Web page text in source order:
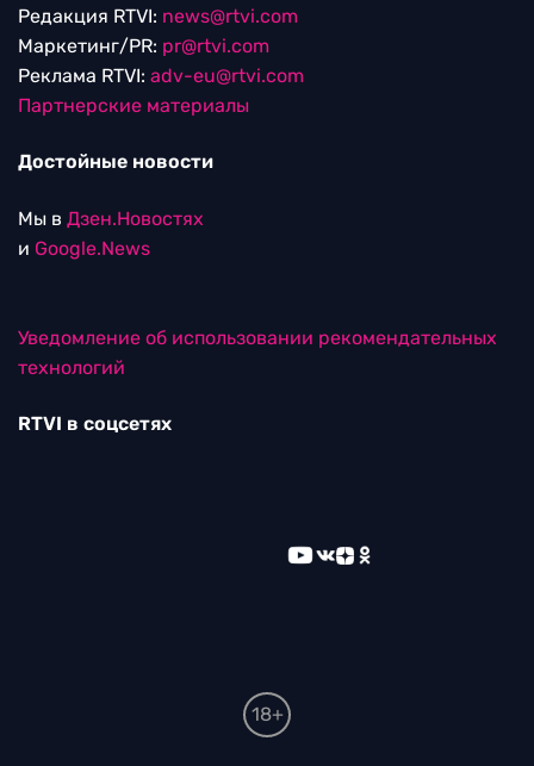
Редакция RTVI: news@rtvi.com
Маркетинг/PR: pr@rtvi.com
Реклама RTVI: adv-eu@rtvi.com
Партнерские материалы
Достойные новости
Мы в Дзен.Новостях
и Google.News
Уведомление об использовании рекомендательных
технологий
RTVI в соцсетях
18+